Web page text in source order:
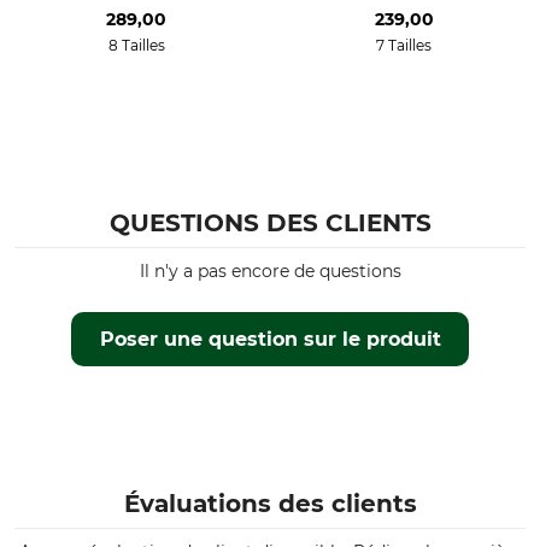
289,00
8 Tailles
239,00
7 Tailles
QUESTIONS DES CLIENTS
Poser une question sur le produit
Il n'y a pas encore de questions
Évaluations des clients